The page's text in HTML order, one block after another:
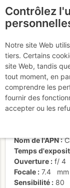
Activités
Date/heure
3
Contributeur
Nom de l'APN
Temps
Ouverture
f/ 4
Focale
7.4
mm
Sensibilité
80
Contrôlez
Notre site Web
tiers. Certains
site Web, tandis
tout moment, en
comprendre les
fournir des
accepter ou les